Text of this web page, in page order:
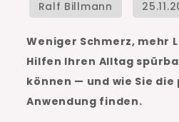
Weniger Schmerz, mehr
Hilfen Ihren Alltag
können — und wie Sie die
Anwendung finden.